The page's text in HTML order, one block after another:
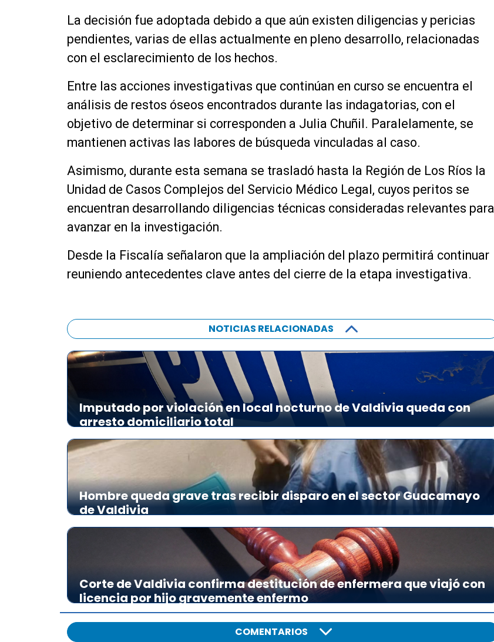
La decisión fue adoptada debido a que aún existen diligencias y pericias
pendientes, varias de ellas actualmente en pleno desarrollo, relacionadas
con el esclarecimiento de los hechos.
Entre las acciones investigativas que continúan en curso se encuentra el
análisis de restos óseos encontrados durante las indagatorias, con el
objetivo de determinar si corresponden a Julia Chuñil. Paralelamente, se
mantienen activas las labores de búsqueda vinculadas al caso.
Asimismo, durante esta semana se trasladó hasta la Región de Los Ríos la
Unidad de Casos Complejos del Servicio Médico Legal, cuyos peritos se
encuentran desarrollando diligencias técnicas consideradas relevantes para
avanzar en la investigación.
Desde la Fiscalía señalaron que la ampliación del plazo permitirá continuar
reuniendo antecedentes clave antes del cierre de la etapa investigativa.
NOTICIAS RELACIONADAS
Imputado por violación en local nocturno de Valdivia queda con
arresto domiciliario total
Hombre queda grave tras recibir disparo en el sector Guacamayo
de Valdivia
Corte de Valdivia confirma destitución de enfermera que viajó con
licencia por hijo gravemente enfermo
COMENTARIOS